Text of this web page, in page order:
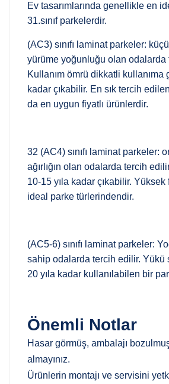
Ev tasarımlarında genellikle en
31.sınıf parkelerdir.
(AC3) sınıfı laminat parkeler:
yürüme yoğunluğu olan odalarda
Kullanım ömrü dikkatli kullanıma
kadar çıkabilir. En sık tercih
da en uygun fiyatlı ürünlerdir.
32 (AC4) sınıfı laminat parkeler:
ağırlığın olan odalarda tercih
10-15 yıla kadar çıkabilir. Yüksek
ideal parke türlerindendir.
(AC5-6) sınıfı laminat parkeler:
sahip odalarda tercih edilir. Yükü
20 yıla kadar kullanılabilen bir
Önemli Notlar
Hasar görmüş, ambalajı
almayınız.
Ürünlerin montajı ve servisini